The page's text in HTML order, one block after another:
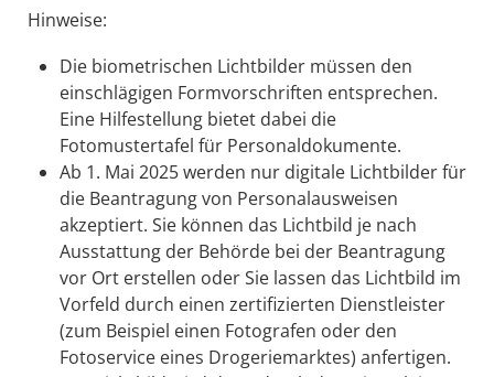
Hinweise:
Die biometrischen Lichtbilder müssen den
einschlägigen Formvorschriften entsprechen.
Eine Hilfestellung bietet dabei die
Fotomustertafel für Personaldokumente.
Ab 1. Mai 2025 werden nur digitale Lichtbilder für
die Beantragung von Personalausweisen
akzeptiert. Sie können das Lichtbild je nach
Ausstattung der Behörde bei der Beantragung
vor Ort erstellen oder Sie lassen das Lichtbild im
Vorfeld durch einen zertifizierten Dienstleister
(zum Beispiel einen Fotografen oder den
Fotoservice eines Drogeriemarktes) anfertigen.